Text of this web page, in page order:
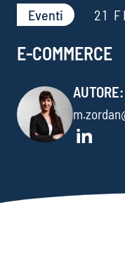
Eventi 21
E-COMMERCE
AUTORE: